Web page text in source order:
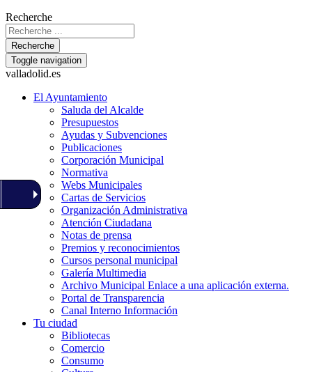
Recherche
Recherche
Toggle navigation
valladolid.es
El Ayuntamiento
Saluda del Alcalde
Presupuestos
Ayudas y Subvenciones
Publicaciones
Corporación Municipal
Normativa
Webs Municipales
Cartas de Servicios
Organización Administrativa
Atención Ciudadana
Notas de prensa
Premios y reconocimientos
Cursos personal municipal
Galería Multimedia
Archivo Municipal Enlace a una aplicación externa.
Portal de Transparencia
Canal Interno Información
Tu ciudad
Bibliotecas
Comercio
Consumo